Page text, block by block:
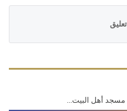
مسجد أهل البيت...